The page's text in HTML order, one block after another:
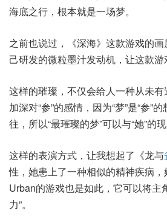
海底之行，根本就是一场梦。
之前也说过，《深海》这款游戏的
己研发的微粒墨汁发动机，让这款游
这样的璀璨，不仅会给人一种从未
加深对“参”的感情，因为“梦”是“参”的
往，所以“最璀璨的梦”可以与“她”的
这样的表演方式，让我想起了《龙与
性，她患上了一种相似的精神疾病
Urban的游戏也是如此，它可以将主
力”。